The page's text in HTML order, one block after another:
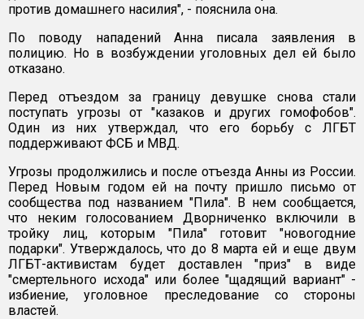
против домашнего насилия", - пояснила она.
По поводу нападений Анна писала заявления в
полицию. Но в возбуждении уголовных дел ей было
отказано.
Перед отъездом за границу девушке снова стали
поступать угрозы от "казаков и других гомофобов".
Один из них утверждал, что его борьбу с ЛГБТ
поддерживают ФСБ и МВД.
Угрозы продолжились и после отъезда Анны из России.
Перед Новым годом ей на почту пришло письмо от
сообщества под названием "Пила". В нем сообщается,
что неким голосованием Дворниченко включили в
тройку лиц, которым "Пила" готовит "новогодние
подарки". Утверждалось, что до 8 марта ей и еще двум
ЛГБТ-активистам будет доставлен "приз" в виде
"смертельного исхода" или более "щадящий вариант" -
избиение, уголовное преследование со стороны
властей.